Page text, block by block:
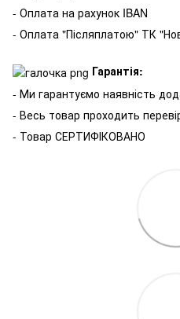
- Оплата на рахунок IBAN
- Оплата "Післяплатою" ТК
Гарантія:
- Ми гарантуємо наявність
- Весь товар проходить
- Товар СЕРТИФІКОВАНО